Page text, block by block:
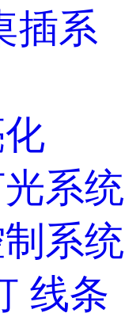
插系
系统
系统
线条